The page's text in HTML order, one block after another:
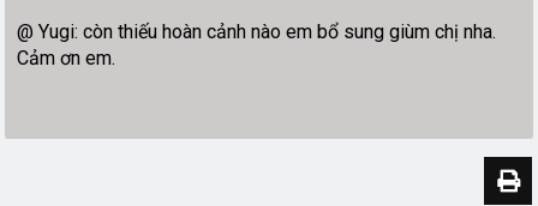
@ Yugi: còn thiếu hoàn cảnh nào em bổ sung giùm chị nha.
Cảm ơn em.